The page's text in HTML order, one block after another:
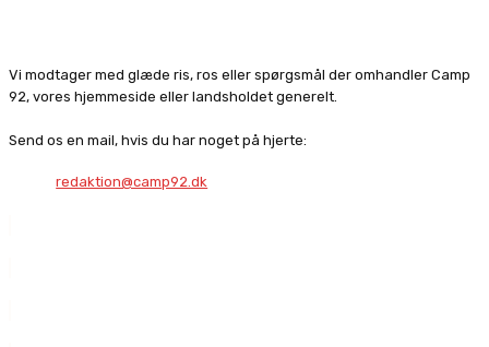
Vi modtager med glæde ris, ros eller spørgsmål der omhandler Camp
92, vores hjemmeside eller landsholdet generelt.
Send os en mail, hvis du har noget på hjerte:
redaktion@camp92.dk